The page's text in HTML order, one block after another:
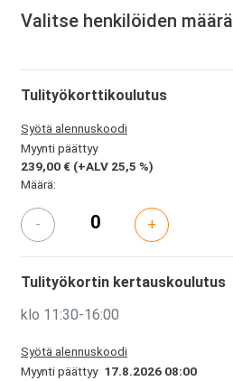
Valitse henkilöiden määrä
Tulityökorttikoulutus
Syötä alennuskoodi
Myynti päättyy
239,00 € (+ALV 25,5 %)
Määrä:
- +
Tulityökortin kertauskoulutus
klo 11:30-16:00
Syötä alennuskoodi
Myynti päättyy 17.8.2026 08:00